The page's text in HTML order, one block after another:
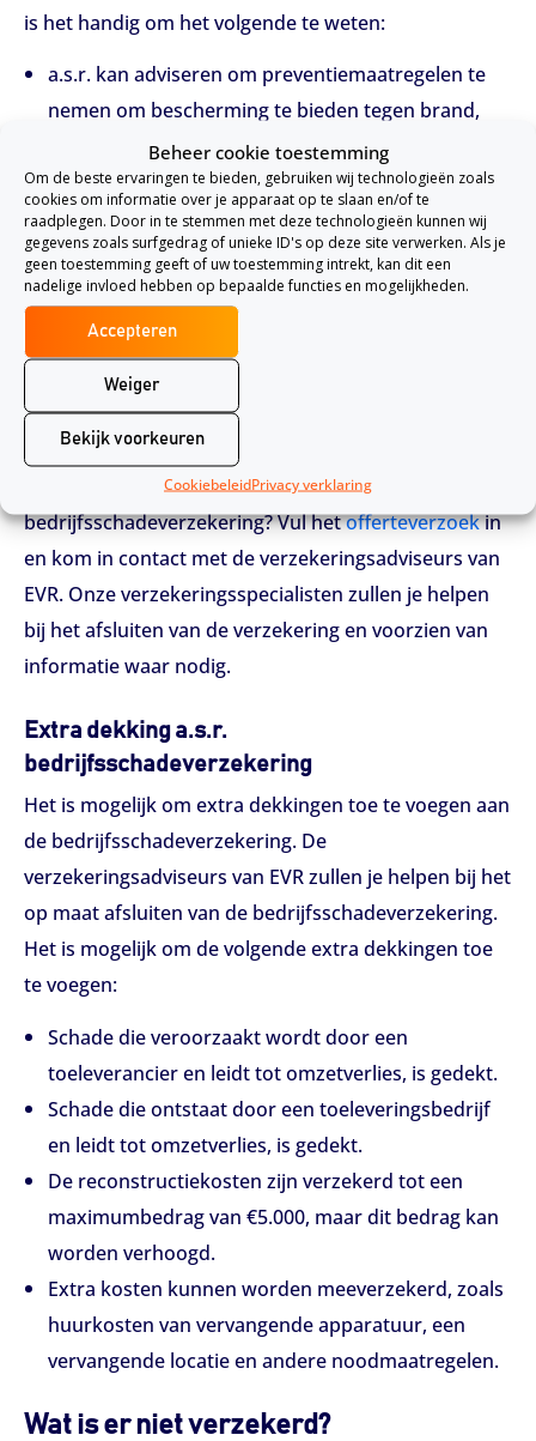
Beheer cookie toestemming
Om de beste ervaringen te bieden, gebruiken wij technologieën zoals
cookies om informatie over je apparaat op te slaan en/of te
raadplegen. Door in te stemmen met deze technologieën kunnen wij
gegevens zoals surfgedrag of unieke ID's op deze site verwerken. Als je
geen toestemming geeft of uw toestemming intrekt, kan dit een
nadelige invloed hebben op bepaalde functies en mogelijkheden.
Accepteren
Weiger
Bekijk voorkeuren
CookiebeleidPrivacy verklaring
is het handig om het volgende te weten:
a.s.r. kan adviseren om preventiemaatregelen te
nemen om bescherming te bieden tegen brand,
inbraak en stormschade.
Reconstructiekosten van documenten worden
vergoed tot een bedrag van €5.000.
Bij omzetverlies als gevolg van het tijdelijk
wegvallen van een toeleverancier, website-
onderhouder of publiekstrekker, evenals bij
sluiting van het winkelcentrum waarin je gevestigd
bent, geldt een eigen risico van €2.500 per
gebeurtenis.
Heb je behoefte aan meer informatie over de a.s.r.
bedrijfsschadeverzekering? Vul hetofferteverzoekin
en kom in contact met de verzekeringsadviseurs van
EVR. Onze verzekeringsspecialisten zullen je helpen
bij het afsluiten van de verzekering en voorzien van
informatie waar nodig.
Extra dekking a.s.r.
bedrijfsschadeverzekering
Het is mogelijk om extra dekkingen toe te voegen aan
de bedrijfsschadeverzekering. De
verzekeringsadviseurs van EVR zullen je helpen bij het
op maat afsluiten van de bedrijfsschadeverzekering.
Het is mogelijk om de volgende extra dekkingen toe
te voegen:
Schade die veroorzaakt wordt door een
toeleverancier en leidt tot omzetverlies, is gedekt.
Schade die ontstaat door een toeleveringsbedrijf
en leidt tot omzetverlies, is gedekt.
De reconstructiekosten zijn verzekerd tot een
maximumbedrag van €5.000, maar dit bedrag kan
worden verhoogd.
Extra kosten kunnen worden meeverzekerd, zoals
huurkosten van vervangende apparatuur, een
vervangende locatie en andere noodmaatregelen.
Wat is er niet verzekerd?